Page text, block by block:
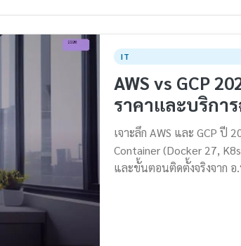
IT
AWS vs GCP
ราคาและบริก
เจาะลึก AWS และ GCP ปี
Container (Docker 27,
และขั้นตอนติดตั้งจริงจาก อ